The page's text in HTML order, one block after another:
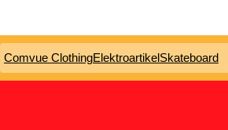
Comvue ClothingElektroartikelSkateboard